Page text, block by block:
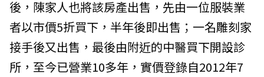
後，陳家人也將該房產出售，先由一位服裝業
者以市價5折買下，半年後即出售；一名雕刻家
接手後又出售，最後由附近的中醫買下開設診
所，至今已營業10多年，實價登錄自2012年7